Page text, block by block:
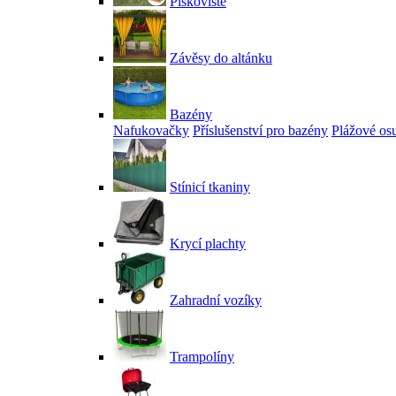
Závěsy do altánku
Bazény
Nafukovačky Příslušenství pro bazény Plážové
Stínicí tkaniny
Krycí plachty
Zahradní vozíky
Trampolíny